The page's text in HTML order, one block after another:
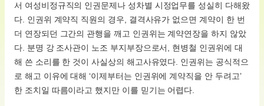
서 여성비정규직의 인권문제나 성차별 시정업무를 성실히 다해왔
다. 인권위 계약직 직원의 경우, 결격사유가 없으면 계약이 한 번
더 연장되던 그간의 관행을 깨고 인권위는 계약연장을 하지 않았
다. 분명 강 조사관이 노조 부지부장으로서, 현병철 인권위에 대
해 쓴 소리를 한 것이 사실상의 해고사유였다. 인권위는 공식적으
로 해고 이유에 대해 ‘이제부터는 인권위에 계약직을 안 두려고’
한 조치일 따름이라고 했지만 이를 믿기는 어렵다.